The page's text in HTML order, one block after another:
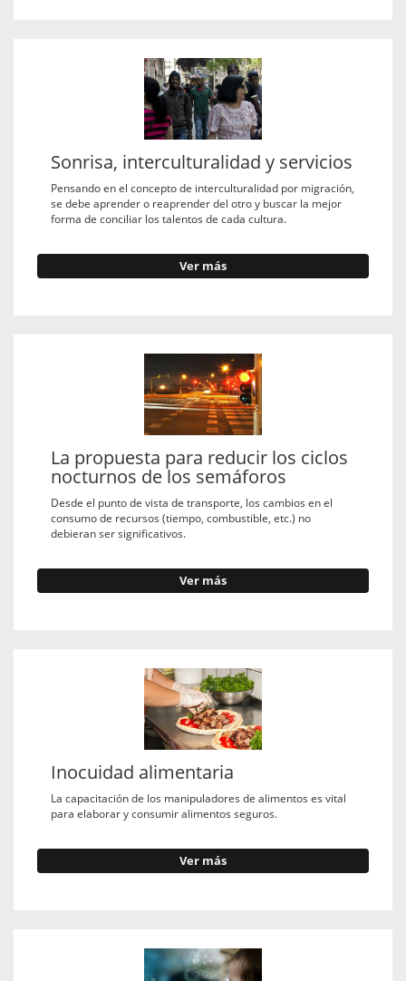
Sonrisa, interculturalidad y servicios
Pensando en el concepto de interculturalidad por migración,
se debe aprender o reaprender del otro y buscar la mejor
forma de conciliar los talentos de cada cultura.
Ver más
La propuesta para reducir los ciclos
nocturnos de los semáforos
Desde el punto de vista de transporte, los cambios en el
consumo de recursos (tiempo, combustible, etc.) no
debieran ser significativos.
Ver más
Inocuidad alimentaria
La capacitación de los manipuladores de alimentos es vital
para elaborar y consumir alimentos seguros.
Ver más